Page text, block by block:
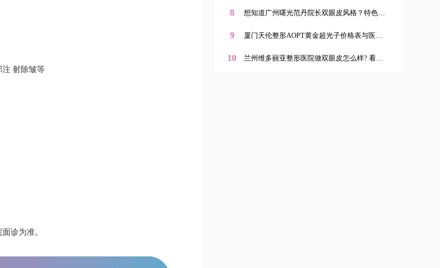
注 射除皱等
诊为准。
全解析
8
想知道广州曙光范丹院长双眼皮风格？特色项
询
9
厦门天伦整形AOPT黄金超光子价格表与医生
10
兰州维多丽亚整形医院做双眼皮怎么样? 看兰